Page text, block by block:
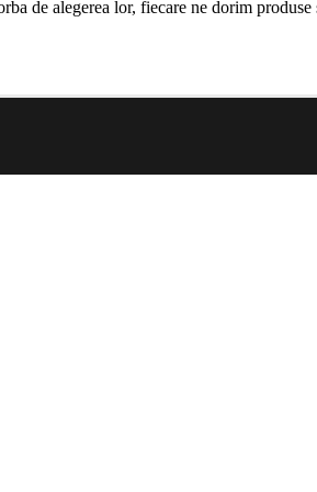
de alegerea lor, fiecare ne dorim